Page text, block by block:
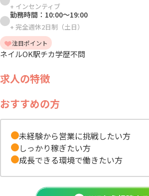
+ インセンティブ
勤務時間： 10:00～19:00
+ 完全週休2日制（土日）
注目ポイント
ネイルOK駅チカ学歴不問
求人の特徴
おすすめの方
未経験から営業に挑戦したい方
しっかり稼ぎたい方
成長できる環境で働きたい方